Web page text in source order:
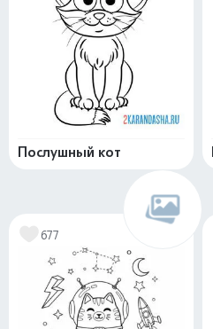
Послушный кот
677